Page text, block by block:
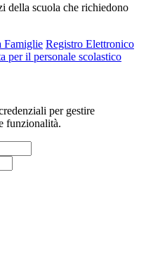
della scuola che richiedono
Famiglie Registro Elettronico
per il personale scolastico
per gestire
funzionalità.